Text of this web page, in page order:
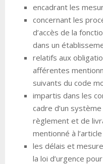
encadrant les
concernant les
d’accès de la
dans un
relatifs aux
afférentes
suivants du code
impartis dans les
cadre d’un
règlement et de
mentionné à
les délais et
la loi d’urgence